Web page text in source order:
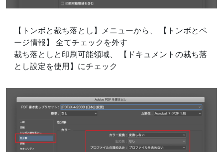
【トンボと裁ち落とし】メニューから、 【トンボとペ
ージ情報】 全てチェックを外す
裁ち落としと印刷可能領域、 【ドキュメントの裁ち落
とし設定を使用】にチェック